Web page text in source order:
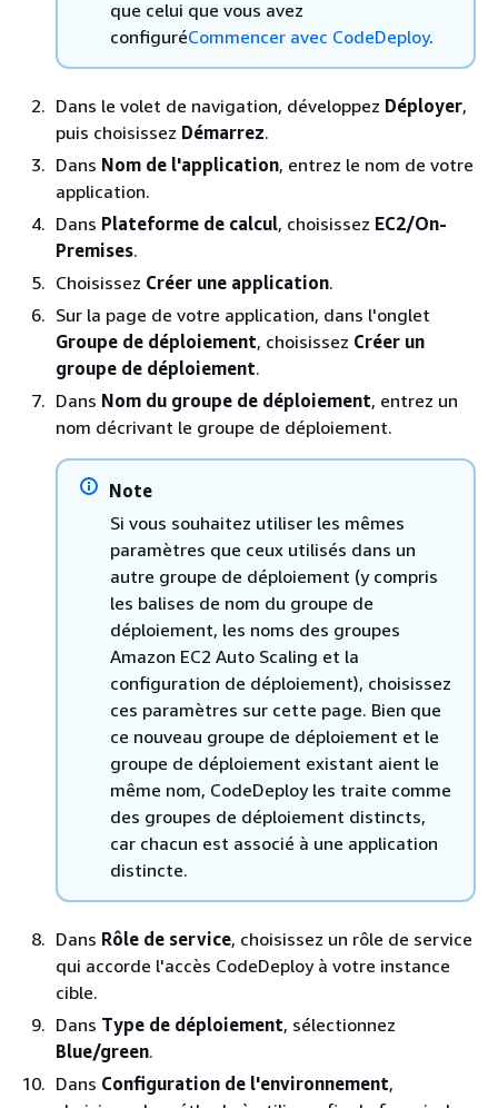
que celui que vous avez
configuréCommencer avec CodeDeploy.
Dans le volet de navigation, développez Déployer,
puis choisissez Démarrez.
Dans Nom de l'application, entrez le nom de votre
application.
Dans Plateforme de calcul, choisissez EC2/On-
Premises.
Choisissez Créer une application.
Sur la page de votre application, dans l'onglet
Groupe de déploiement, choisissez Créer un
groupe de déploiement.
Dans Nom du groupe de déploiement, entrez un
nom décrivant le groupe de déploiement.
Note
Si vous souhaitez utiliser les mêmes
paramètres que ceux utilisés dans un
autre groupe de déploiement (y compris
les balises de nom du groupe de
déploiement, les noms des groupes
Amazon EC2 Auto Scaling et la
configuration de déploiement), choisissez
ces paramètres sur cette page. Bien que
ce nouveau groupe de déploiement et le
groupe de déploiement existant aient le
même nom, CodeDeploy les traite comme
des groupes de déploiement distincts,
car chacun est associé à une application
distincte.
Dans Rôle de service, choisissez un rôle de service
qui accorde l'accès CodeDeploy à votre instance
cible.
Dans Type de déploiement, sélectionnez
Blue/green.
Dans Configuration de l'environnement,